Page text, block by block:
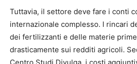
Tuttavia, il settore deve fare i conti
internazionale complesso. I rincari
dei fertilizzanti e delle materie
drasticamente sui redditi agricoli.